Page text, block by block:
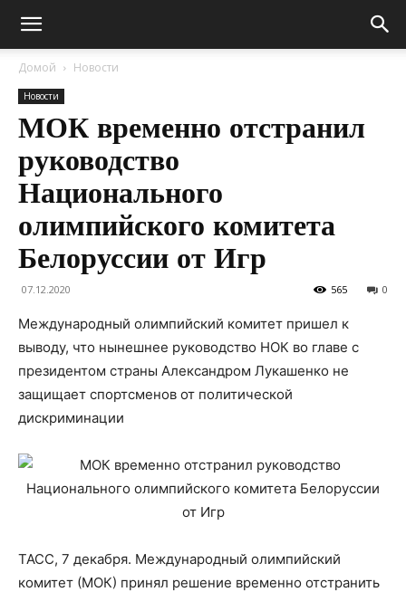
Домой Новости
Новости
МОК временно отстранил
руководство
Национального
олимпийского комитета
Белоруссии от Игр
07.12.2020 0
565
Международный олимпийский комитет пришел к
выводу, что нынешнее руководство НОК во главе с
президентом страны Александром Лукашенко не
защищает спортсменов от политической
дискриминации
ТАСС, 7 декабря. Международный олимпийский
комитет (МОК) принял решение временно отстранить